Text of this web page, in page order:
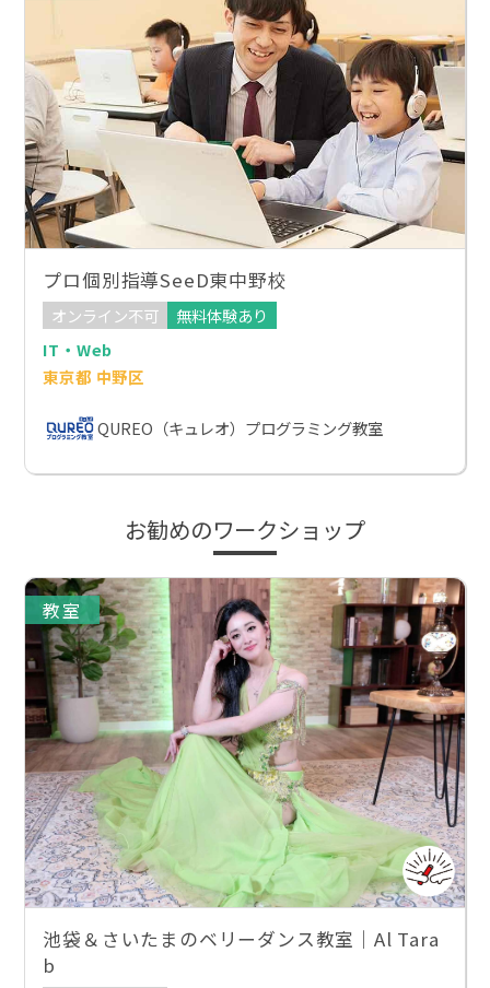
プロ個別指導SeeD東中野校
オンライン不可
無料体験あり
IT・Web
東京都 中野区
QUREO（キュレオ）プログラミング教室
お勧めのワークショップ
教室
池袋＆さいたまのベリーダンス教室｜Al Tara
b